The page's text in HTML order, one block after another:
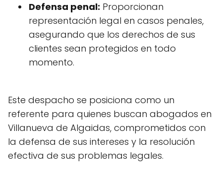
Defensa penal: Proporcionan
representación legal en casos penales,
asegurando que los derechos de sus
clientes sean protegidos en todo
momento.
Este despacho se posiciona como un
referente para quienes buscan abogados en
Villanueva de Algaidas, comprometidos con
la defensa de sus intereses y la resolución
efectiva de sus problemas legales.